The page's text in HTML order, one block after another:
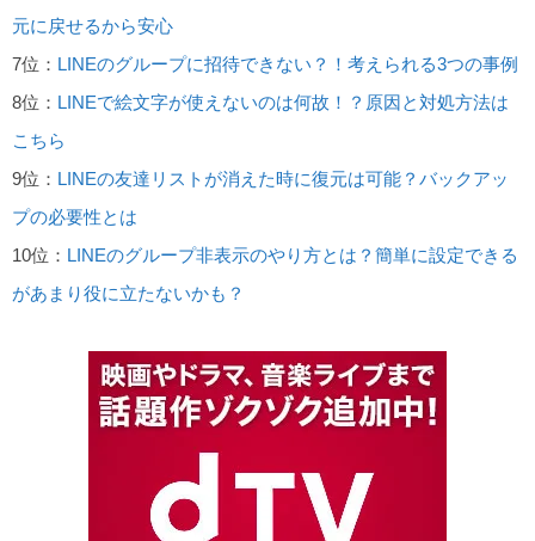
元に戻せるから安心
7位： LINEのグループに招待できない？！考えられる3つの事例
8位： LINEで絵文字が使えないのは何故！？原因と対処方法は
こちら
9位： LINEの友達リストが消えた時に復元は可能？バックアッ
プの必要性とは
10位： LINEのグループ非表示のやり方とは？簡単に設定できる
があまり役に立たないかも？